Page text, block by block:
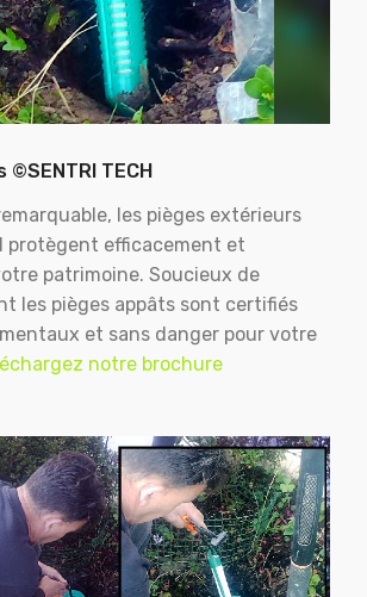
TECH
les pièges extérieurs
protègent efficacement et
patrimoine. Soucieux de
les pièges appâts sont certifiés
et sans danger pour votre
notre brochure